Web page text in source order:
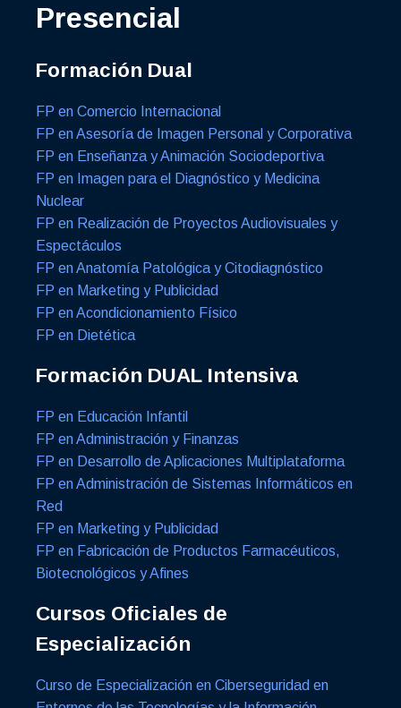
Presencial
Formación Dual
FP en Comercio Internacional
FP en Asesoría de Imagen Personal y Corporativa
FP en Enseñanza y Animación Sociodeportiva
FP en Imagen para el Diagnóstico y Medicina
Nuclear
FP en Realización de Proyectos Audiovisuales y
Espectáculos
FP en Anatomía Patológica y Citodiagnóstico
FP en Marketing y Publicidad
FP en Acondicionamiento Físico
FP en Dietética
Formación DUAL Intensiva
FP en Educación Infantil
FP en Administración y Finanzas
FP en Desarrollo de Aplicaciones Multiplataforma
FP en Administración de Sistemas Informáticos en
Red
FP en Marketing y Publicidad
FP en Fabricación de Productos Farmacéuticos,
Biotecnológicos y Afines
Cursos Oficiales de
Especialización
Curso de Especialización en Ciberseguridad en